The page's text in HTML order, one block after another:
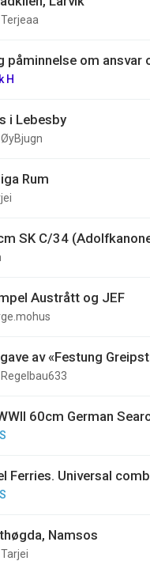
Terjeaa
påminnelse om
H
i Lebesby
ØyBjugn
Rum
SK C/34
Austrått og JEF
av «Festung
Regelbau633
60cm German
Ferries. Universal
Namsos
Tarjei